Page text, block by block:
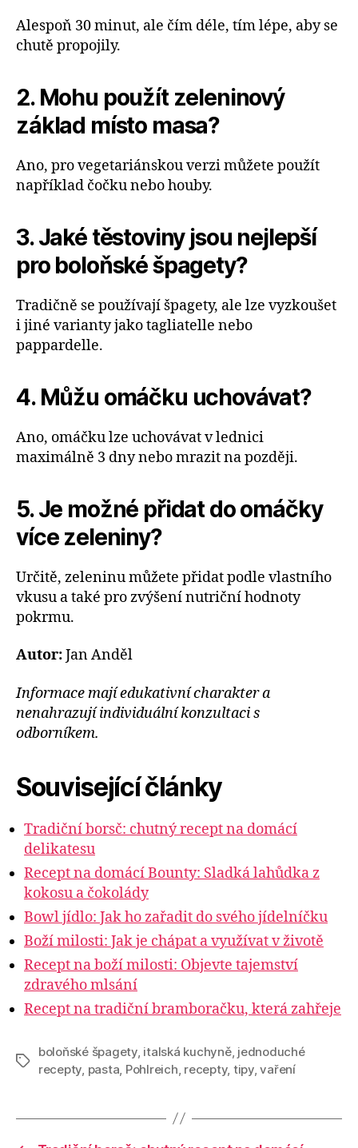
Alespoň 30 minut, ale čím déle, tím lépe, aby se
chutě propojily.
2. Mohu použít zeleninový
základ místo masa?
Ano, pro vegetariánskou verzi můžete použít
například čočku nebo houby.
3. Jaké těstoviny jsou nejlepší
pro boloňské špagety?
Tradičně se používají špagety, ale lze vyzkoušet
i jiné varianty jako tagliatelle nebo
pappardelle.
4. Můžu omáčku uchovávat?
Ano, omáčku lze uchovávat v lednici
maximálně 3 dny nebo mrazit na později.
5. Je možné přidat do omáčky
více zeleniny?
Určitě, zeleninu můžete přidat podle vlastního
vkusu a také pro zvýšení nutriční hodnoty
pokrmu.
Autor:Jan Anděl
Informace mají edukativní charakter a
nenahrazují individuální konzultaci s
odborníkem.
Související články
Tradiční borsč: chutný recept na domácí
delikatesu
Recept na domácí Bounty: Sladká lahůdka z
kokosu a čokolády
Bowl jídlo: Jak ho zařadit do svého jídelníčku
Boží milosti: Jak je chápat a využívat v životě
Recept na boží milosti: Objevte tajemství
zdravého mlsání
Recept na tradiční bramboračku, která zahřeje
Štítky
boloňské špagety, italská kuchyně, jednoduché
recepty, pasta, Pohlreich, recepty, tipy,vaření